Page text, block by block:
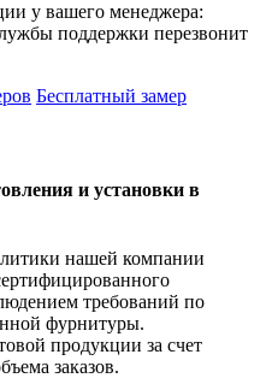
у вашего менеджера:
поддержки перезвонит
Бесплатный замер
и установки в
нашей компании
требований по
фурнитуры.
продукции за счет
заказов.